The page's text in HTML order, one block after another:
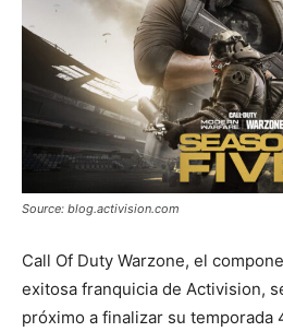
Source: blog.activision.com
Call Of Duty Warzone, el
exitosa franquicia de Activision,
próximo a finalizar su temporada